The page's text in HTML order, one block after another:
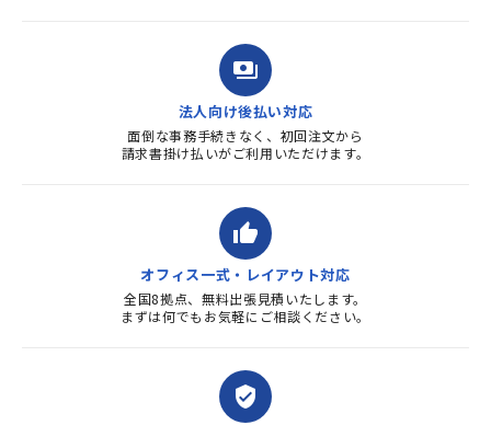
payments
法人向け後払い対応
面倒な事務手続きなく、初回注文から
請求書掛け払いがご利用いただけます。
thumb_up
オフィス一式・レイアウト対応
全国8拠点、無料出張見積いたします。
まずは何でもお気軽にご相談ください。
verified_user